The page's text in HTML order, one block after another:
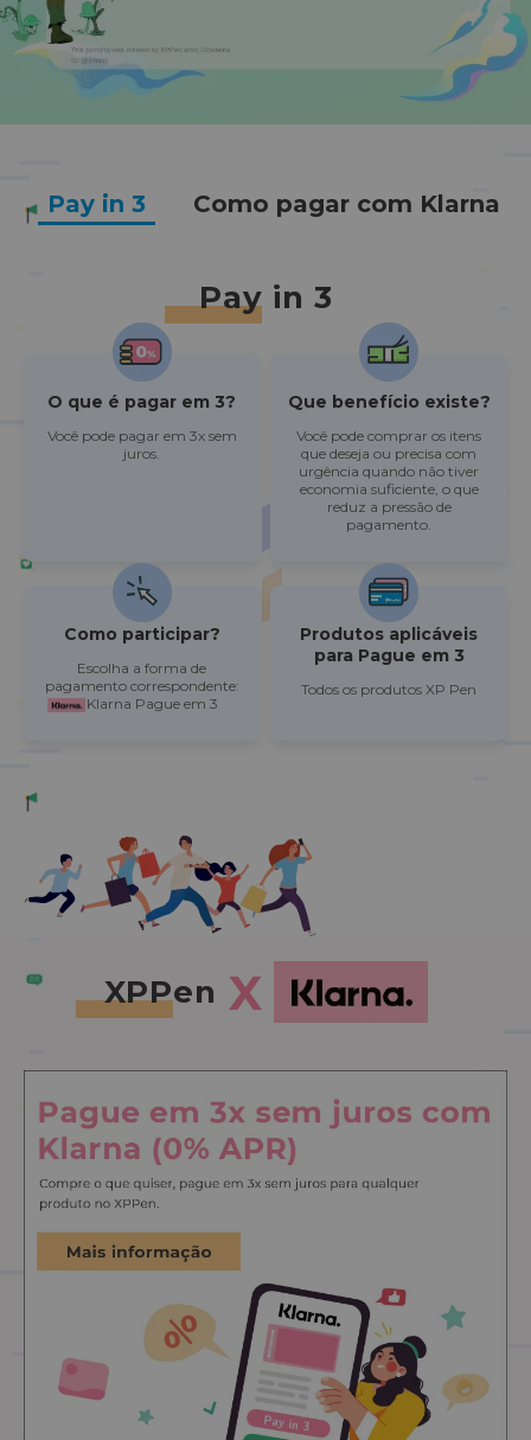
Pay in 3 Como pagar com Klarna
Pay in 3
O que é pagar em 3?
Você pode pagar em 3x sem
juros.
Que benefício existe?
Você pode comprar os itens
que deseja ou precisa com
urgência quando não tiver
economia suficiente, o que
reduz a pressão de
pagamento.
Como participar?
Escolha a forma de
pagamento correspondente:
Klarna Pague em 3
Produtos aplicáveis
para Pague em 3
Todos os produtos XP Pen
XPPen X